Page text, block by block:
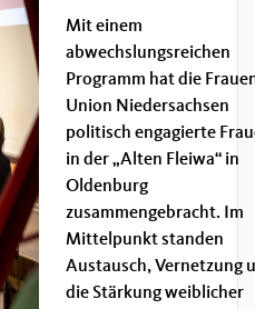
Mit einem
abwechslungsreichen
Programm hat die
Union Niedersachsen
politisch engagierte
in der „Alten Fleiwa“ in
Oldenburg
zusammengebracht. Im
Mittelpunkt standen
Austausch, Vernetzung
die Stärkung weiblicher